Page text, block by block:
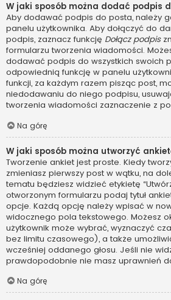
W jaki sposób można dodać podpis
Aby dodawać podpis do posta, należy
panelu użytkownika. Aby dołączyć do
podpis, zaznacz funkcję Dołącz podpis
formularzu tworzenia wiadomości.
dodawać podpis do wszystkich swoich
odpowiednią funkcję w panelu
funkcji, za każdym razem pisząc post,
niedodawaniu do niego podpisu,
tworzenia wiadomości zaznaczenie z
Na górę
W jaki sposób można utworzyć
Tworzenie ankiet jest proste. Kiedy
zmieniasz pierwszy post w wątku, na
tematu będziesz widzieć etykietę
otworzonym formularzu podaj tytuł
opcje. Każdą opcję należy wpisać w
widocznego pola tekstowego. Możesz
użytkownik może wybrać, wyznaczyć
bez limitu czasowego), a także
wcześniej oddanego głosu. Jeśli nie
prawdopodobnie nie masz uprawnień
Na górę